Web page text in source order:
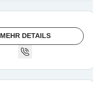
MEHR DETAILS